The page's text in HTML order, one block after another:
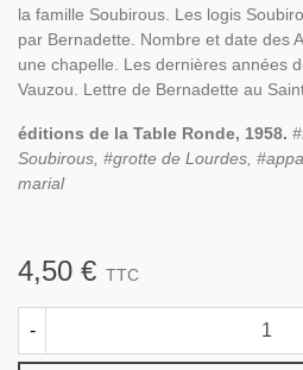
la famille Soubirous. Les logis
par Bernadette. Nombre et date des
une chapelle. Les dernières années
Vauzou. Lettre de Bernadette au
éditions de la Table Ronde, 1958.
Soubirous, #grotte de Lourdes,
marial
4,50 € TTC
-